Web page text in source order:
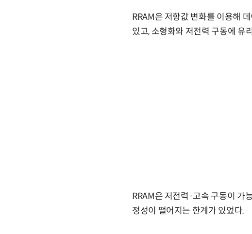
RRAM은 저항값 변화를 이용해
있고, 소형화와 저전력 구동에 유
RRAM은 저전력·고속 구동이 가
정성이 떨어지는 한계가 있었다.